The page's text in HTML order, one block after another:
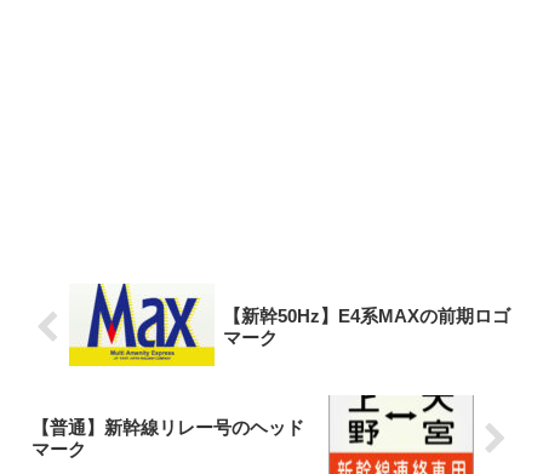
【新幹50Hz】E4系MAXの前期ロゴ
マーク
【普通】新幹線リレー号のヘッド
マーク